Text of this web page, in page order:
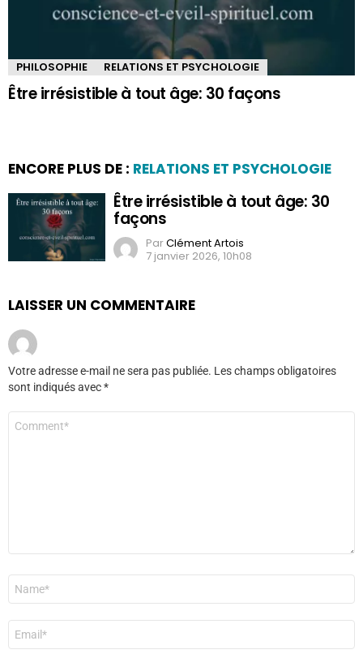
PHILOSOPHIE RELATIONS ET PSYCHOLOGIE
Être irrésistible à tout âge: 30 façons
ENCORE PLUS DE : RELATIONS ET PSYCHOLOGIE
Être irrésistible à tout âge: 30
façons
ParClément Artois
7 janvier 2026, 10h08
LAISSER UN COMMENTAIRE
Votre adresse e-mail ne sera pas publiée. Les champs obligatoires
sont indiqués avec*
Commentaire
Nom
E-
mail